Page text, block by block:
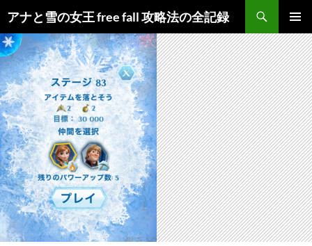
アナと雪の女王 free fall 攻略法の全記録
索
メインメ
ニュー
ン
テ
ン
ツ
へ
ス
キ
ッ
プ